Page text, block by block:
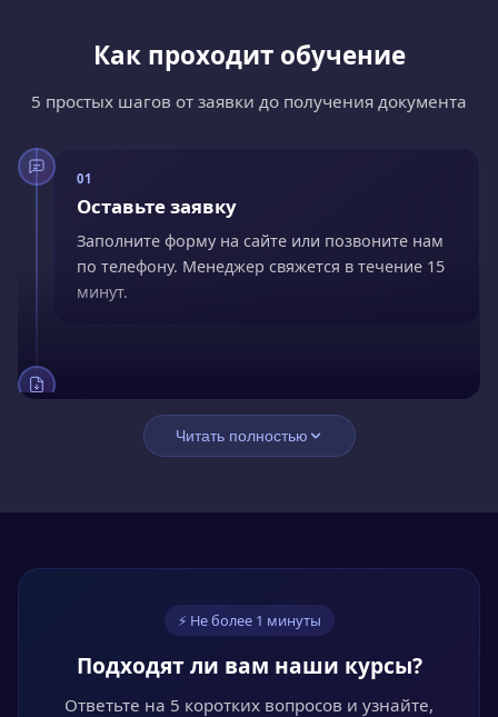
Как проходит обучение
5 простых шагов от заявки до получения документа
01
Оставьте заявку
Заполните форму на сайте или позвоните нам
по телефону. Менеджер свяжется в течение 15
минут.
02
Заключите договор
Подпишите договор онлайн. Оплатите сразу со
переплат.
Обучайтесь онлайн
Проходите курс в личном кабинете в удобное
время. Лекции, видео и тесты доступны 24/7.
Читать полностью
⚡ Не более 1 минуты
Подходят ли вам наши курсы?
Ответьте на 5 коротких вопросов и узнайте,